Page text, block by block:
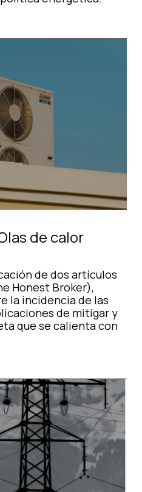
de calor
de dos artículos
Honest Broker),
la incidencia de las
de mitigar y
que se calienta con